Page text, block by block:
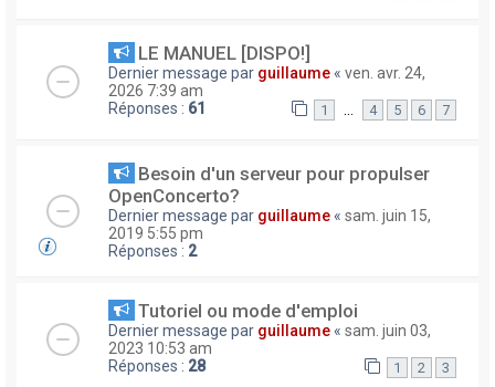
LE MANUEL [DISPO!]
Dernier message par guillaume « ven. avr. 24,
2026 7:39 am
Réponses : 61 1 … 4 5 6 7
Besoin d'un serveur pour propulser
OpenConcerto?
Dernier message par guillaume « sam. juin 15,
2019 5:55 pm
Réponses : 2
Tutoriel ou mode d'emploi
Dernier message par guillaume « sam. juin 03,
2023 10:53 am
Réponses : 28 1 2 3